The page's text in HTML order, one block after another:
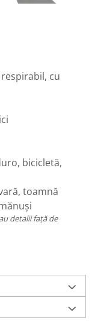
cu
bicicletă,
toamnă
detalii față de